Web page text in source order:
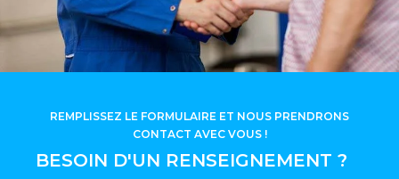
BESOIN D'UN RENSEIGNEMENT ?
REMPLISSEZ LE FORMULAIRE ET NOUS PRENDRONS
CONTACT AVEC VOUS !